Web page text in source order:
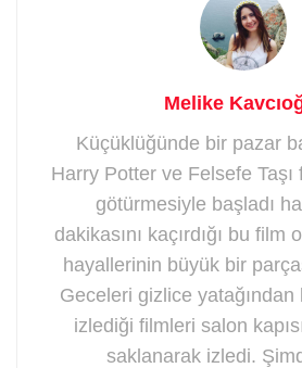
Melike
Küçüklüğünde bir pazar
Harry Potter ve Felsefe
götürmesiyle başladı
dakikasını kaçırdığı bu film
hayallerinin büyük bir
Geceleri gizlice yatağından
izlediği filmleri salon
saklanarak izledi.